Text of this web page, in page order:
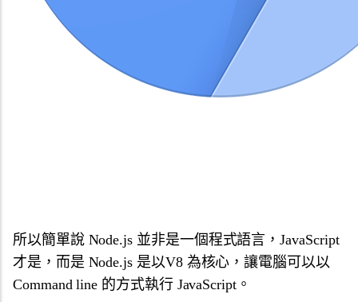
所以簡單說 Node.js 並非是一個程式語言，JavaScript
才是，而是 Node.js 是以V8 為核心，讓電腦可以以
Command line 的方式執行 JavaScript。